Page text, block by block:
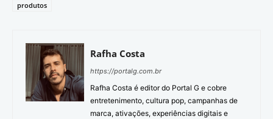
produtos
Rafha Costa
https://portalg.com.br
Rafha Costa é editor do Portal G e cobre
entretenimento, cultura pop, campanhas de
marca, ativações, experiências digitais e